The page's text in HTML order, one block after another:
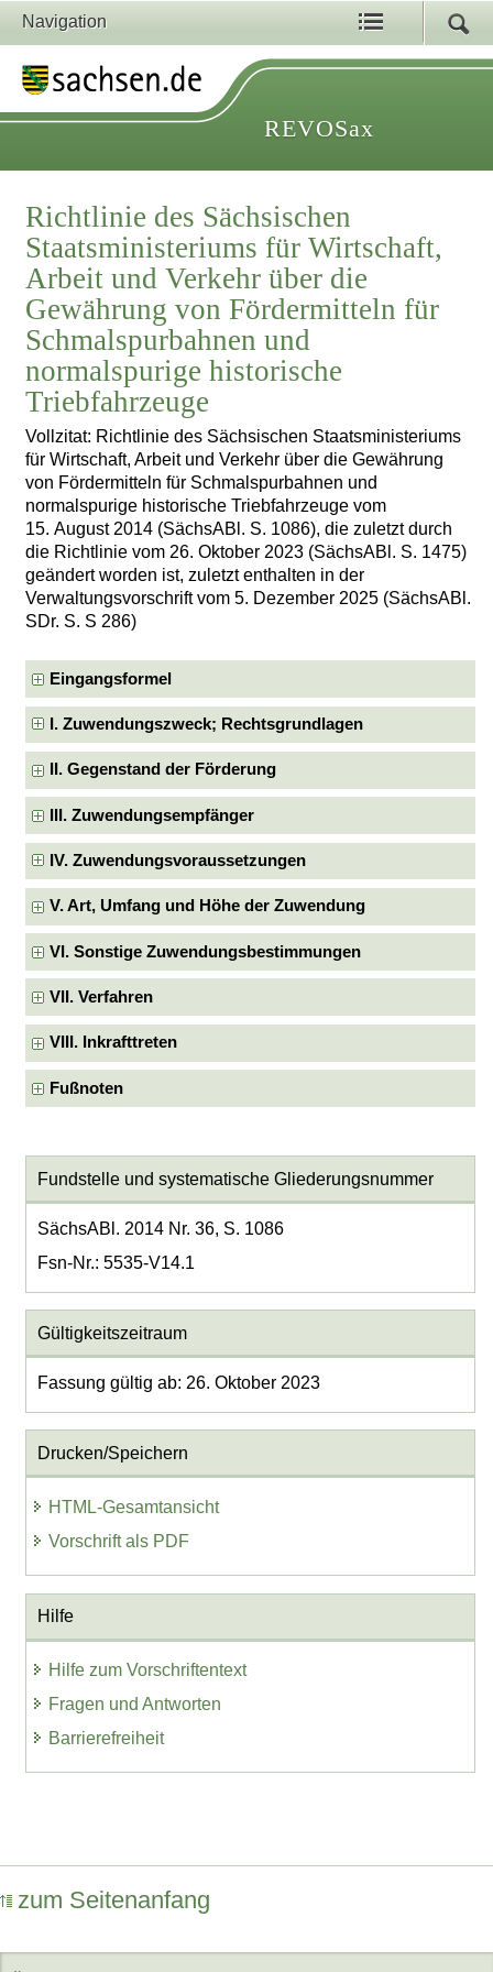
Navigation
REVOSax
Richtlinie des Sächsischen
Staatsministeriums für Wirtschaft,
Arbeit und Verkehr über die
Gewährung von Fördermitteln für
Schmalspurbahnen und
normalspurige historische
Triebfahrzeuge
Vollzitat: Richtlinie des Sächsischen Staatsministeriums
für Wirtschaft, Arbeit und Verkehr über die Gewährung
von Fördermitteln für Schmalspurbahnen und
normalspurige historische Triebfahrzeuge vom
15. August 2014 (SächsABl. S. 1086), die zuletzt durch
die Richtlinie vom 26. Oktober 2023 (SächsABl. S. 1475)
geändert worden ist, zuletzt enthalten in der
Verwaltungsvorschrift vom 5. Dezember 2025 (SächsABl.
SDr. S. S 286)
Eingangsformel
I. Zuwendungszweck; Rechtsgrundlagen
II. Gegenstand der Förderung
III. Zuwendungsempfänger
IV. Zuwendungsvoraussetzungen
V. Art, Umfang und Höhe der Zuwendung
VI. Sonstige Zuwendungsbestimmungen
VII. Verfahren
VIII. Inkrafttreten
Fußnoten
Fundstelle und systematische Gliederungsnummer
SächsABl. 2014 Nr. 36, S. 1086
Fsn-Nr.: 5535-V14.1
Gültigkeitszeitraum
Fassung gültig ab: 26. Oktober 2023
Drucken/Speichern
HTML-Gesamtansicht
Vorschrift als PDF
Hilfe
Hilfe zum Vorschriftentext
Fragen und Antworten
Barrierefreiheit
zum Seitenanfang